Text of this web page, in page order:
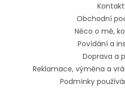
Obchodní
Něco o mě,
Povídání a
Doprava a
Reklamace, výměna a
Podmínky